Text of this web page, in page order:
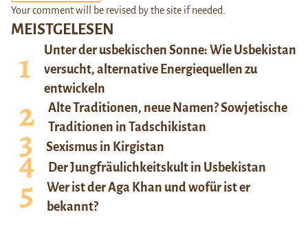
MEISTGELESEN
Unter der usbekischen Sonne: Wie Usbekistan
versucht, alternative Energiequellen zu
entwickeln
Alte Traditionen, neue Namen? Sowjetische
Traditionen in Tadschikistan
Sexismus in Kirgistan
Der Jungfräulichkeitskult in Usbekistan
Wer ist der Aga Khan und wofür ist er
bekannt?
Your comment will be revised by the site if needed.